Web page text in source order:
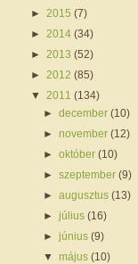
► 2015 (7)
► 2014 (34)
► 2013 (52)
► 2012 (85)
▼ 2011 (134)
►december(10)
►november(12)
►október(10)
►szeptember(9)
►augusztus(13)
►július(16)
►június(9)
▼május(10)